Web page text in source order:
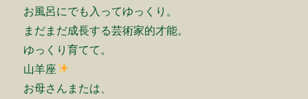
お風呂にでも入ってゆっくり。
まだまだ成長する芸術家的才能。
ゆっくり育てて。
山羊座
お母さんまたは、